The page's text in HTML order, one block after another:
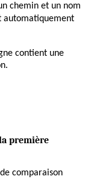
chemin et un nom
automatiquement
contient une
première
comparaison